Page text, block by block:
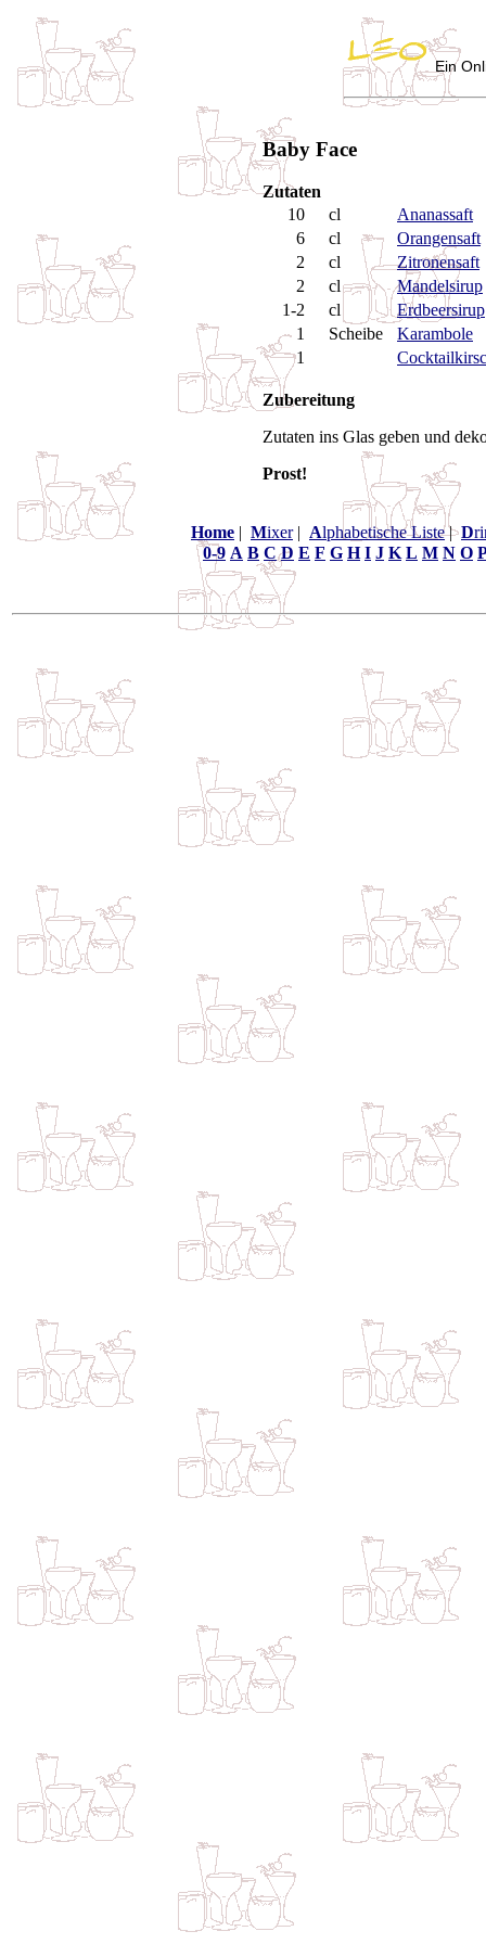
Ein
Baby Face
Zutaten
10
cl
Ananassaft
6
cl
Orangensaft
2
cl
Zitronensaft
2
cl
Mandelsirup
1-2
cl
Erdbeersirup
1
Scheibe
Karambole
1
Zubereitung
Zutaten ins Glas geben und
Prost!
Home | Mixer| Alphabetische Liste|D
0-9 A B C D E F G H I J K L M N O